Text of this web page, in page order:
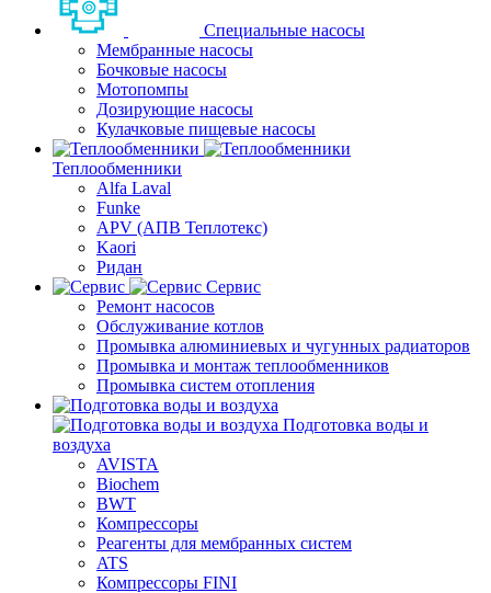
Специальные насосы
Мембранные насосы
Бочковые насосы
Мотопомпы
Дозирующие насосы
Кулачковые пищевые насосы
Теплообменники
Alfa Laval
Funke
APV (АПВ Теплотекс)
Kaori
Ридан
Сервис
Ремонт насосов
Обслуживание котлов
Промывка алюминиевых и чугунных радиаторов
Промывка и монтаж теплообменников
Промывка систем отопления
Подготовка воды и
воздуха
AVISTA
Biochem
BWT
Компрессоры
Реагенты для мембранных систем
ATS
Компрессоры FINI